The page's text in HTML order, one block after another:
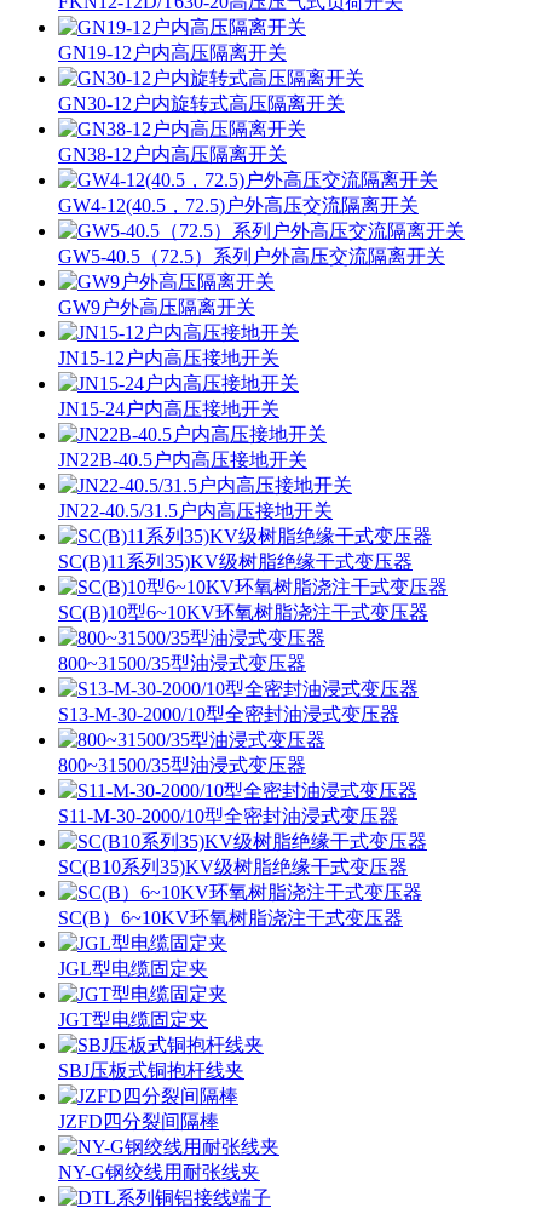
GN19-12户内高压隔离开关
GN30-12户内旋转式高压隔离开关
GN38-12户内高压隔离开关
GW4-12(40.5，72.5)户外高压交流隔离开关
GW5-40.5（72.5）系列户外高压交流隔离开关
GW9户外高压隔离开关
JN15-12户内高压接地开关
JN15-24户内高压接地开关
JN22B-40.5户内高压接地开关
JN22-40.5/31.5户内高压接地开关
SC(B)11系列35)KV级树脂绝缘干式变压器
SC(B)10型6~10KV环氧树脂浇注干式变压器
800~31500/35型油浸式变压器
S13-M-30-2000/10型全密封油浸式变压器
800~31500/35型油浸式变压器
S11-M-30-2000/10型全密封油浸式变压器
SC(B10系列35)KV级树脂绝缘干式变压器
SC(B）6~10KV环氧树脂浇注干式变压器
JGL型电缆固定夹
JGT型电缆固定夹
SBJ压板式铜抱杆线夹
JZFD四分裂间隔棒
NY-G钢绞线用耐张线夹